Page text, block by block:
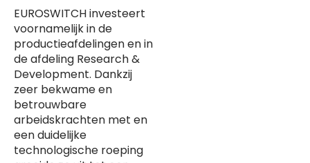
EUROSWITCH investeert
voornamelijk in de
productieafdelingen en in
de afdeling Research &
Development. Dankzij
zeer bekwame en
betrouwbare
arbeidskrachten met en
een duidelijke
technologische roeping